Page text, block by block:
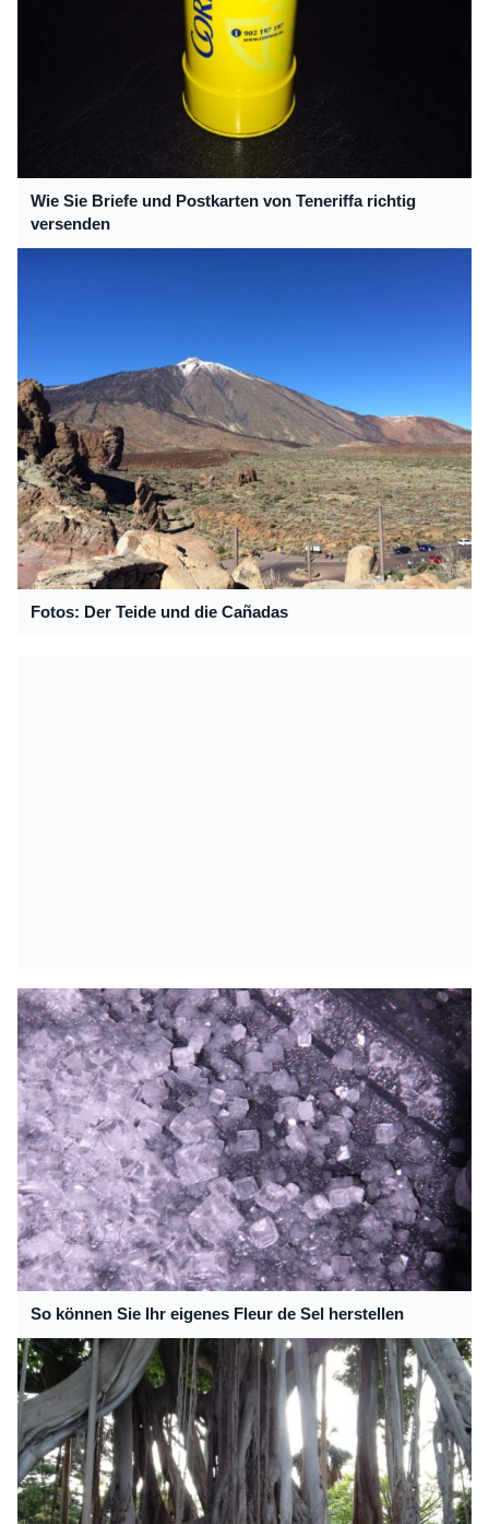
Wie Sie Briefe und Postkarten von Teneriffa richtig
versenden
Fotos: Der Teide und die Cañadas
So können Sie Ihr eigenes Fleur de Sel herstellen